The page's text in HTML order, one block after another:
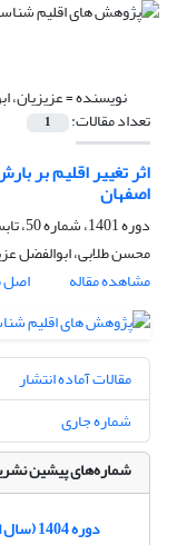
نویسنده =عزیزیان،
تعداد مقالات: 1
اثر تغییر اقلیم بر
اصفهان
دوره 1401، شماره 50، تابستان 1401، صفحه
محسن طلابی، ابوالفضل
مشاهده مقاله
اصل
مقالات آماده انتشار
شماره جاری
شماره‌های پیشین
دوره 1404 (سال انتشار 1404)